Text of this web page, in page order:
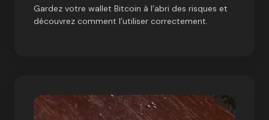
Gardez votre wallet Bitcoin à l’abri des risques et
découvrez comment l’utiliser correctement.